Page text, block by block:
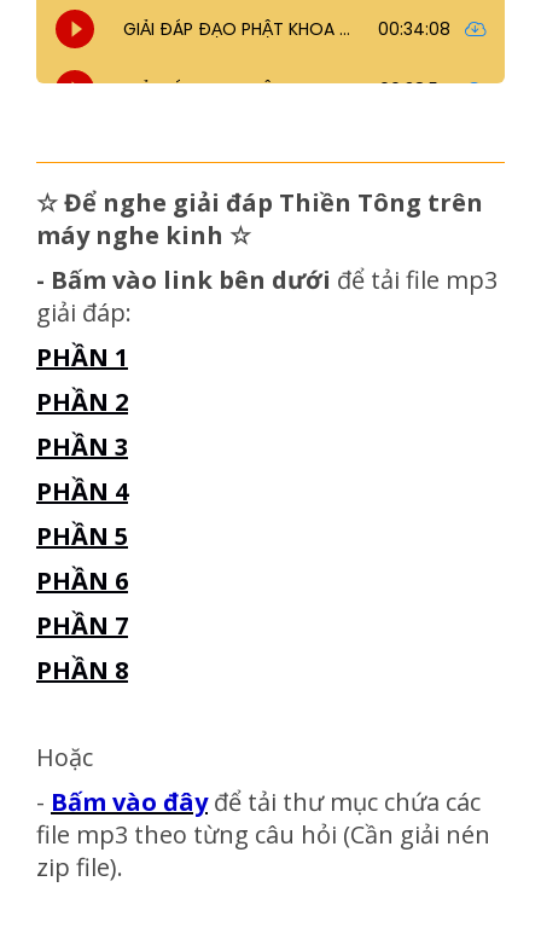
☆Để nghe giải đáp Thiền Tông trên
máy nghe kinh ☆
- Bấm vào link bên dưới để tải file mp3
giải đáp:
PHẦN 1
PHẦN 2
PHẦN 3
PHẦN 4
PHẦN 5
PHẦN 6
PHẦN 7
PHẦN 8
Hoặc
- Bấm vào đâyđể tải thư mục chứa các
file mp3 theo từng câu hỏi (Cần giải nén
zip file).